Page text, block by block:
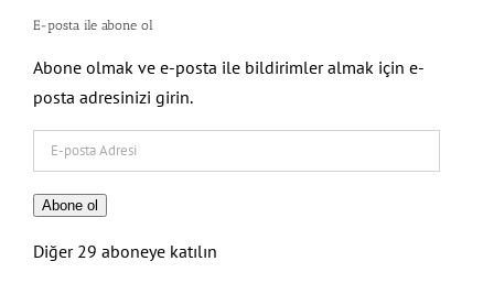
E-posta ile abone ol
Abone olmak ve e-posta ile bildirimler almak için e-
posta adresinizi girin.
posta
Adresi
Abone ol
Diğer 29 aboneye katılın